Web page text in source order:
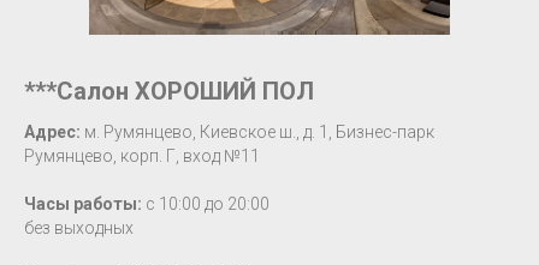
***Салон ХОРОШИЙ ПОЛ
Адрес: м. Румянцево, Киевское ш., д. 1, Бизнес-парк
Румянцево, корп. Г, вход №11
Часы работы: с 10:00 до 20:00
без выходных